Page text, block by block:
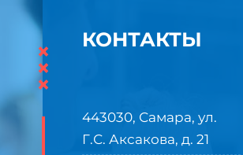
×
×
×
КОНТАКТЫ
443030, Самара, ул.
Г.С. Аксакова, д. 21